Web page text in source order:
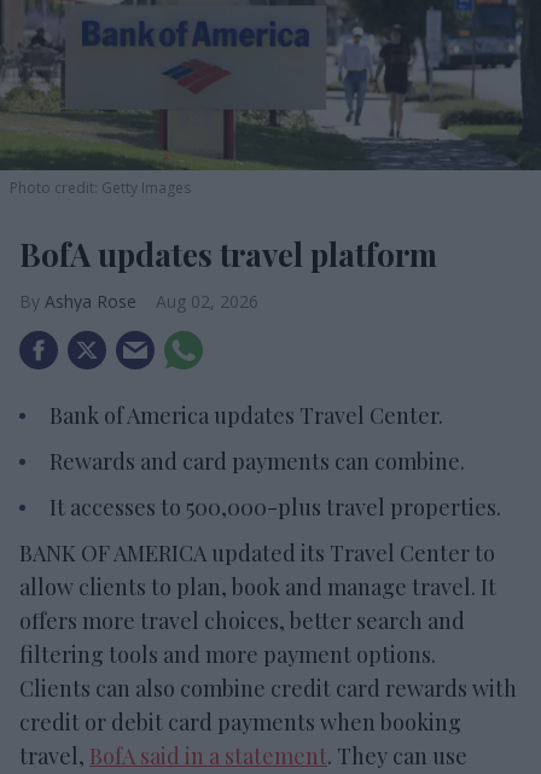
Photo credit: Getty Images
BofA updates travel platform
Ashya Rose Aug 02, 2026
Bank of America updates Travel Center.
Rewards and card payments can combine.
It accesses to 500,000-plus travel properties.
BANK OF AMERICA updated its Travel Center to
allow clients to plan, book and manage travel. It
offers more travel choices, better search and
filtering tools and more payment options.
Clients can also combine credit card rewards with
credit or debit card payments when booking
travel, BofA said in a statement. They can use